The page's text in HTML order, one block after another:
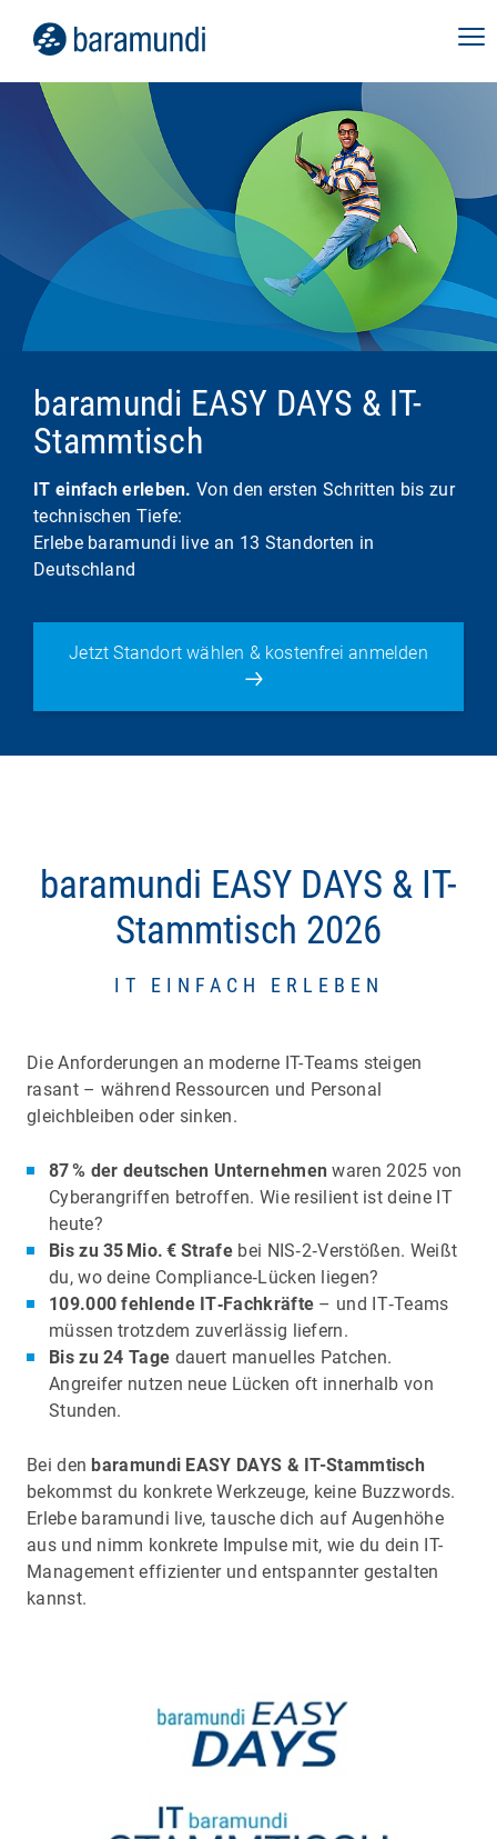
baramundi EASY DAYS & IT-
Stammtisch
IT einfach erleben.Von den ersten Schritten bis zur
technischen Tiefe:
Erlebe baramundi live an 13 Standorten in
Deutschland
Jetzt Standort wählen & kostenfrei anmelden
baramundi EASY DAYS & IT-
Stammtisch 2026
IT EINFACH ERLEBEN
Die Anforderungen an moderne IT-Teams steigen
rasant – während Ressourcen und Personal
gleichbleiben oder sinken.
87 % der deutschen Unternehmen waren 2025 von
Cyberangriffen betroffen. Wie resilient ist deine IT
heute?
Bis zu 35 Mio. € Strafe bei NIS‑2‑Verstößen. Weißt
du, wo deine Compliance‑Lücken liegen?
109.000 fehlende IT‑Fachkräfte – und IT‑Teams
müssen trotzdem zuverlässig liefern.
Bis zu 24 Tage dauert manuelles Patchen.
Angreifer nutzen neue Lücken oft innerhalb von
Stunden.
Bei den baramundi EASY DAYS & IT-Stammtisch
bekommst du konkrete Werkzeuge, keine Buzzwords.
Erlebe baramundi live, tausche dich auf Augenhöhe
aus und nimm konkrete Impulse mit, wie du dein IT-
Management effizienter und entspannter gestalten
kannst.